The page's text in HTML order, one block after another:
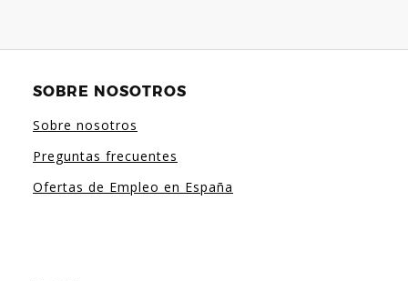
SOBRE NOSOTROS
Sobre nosotros
Preguntas frecuentes
Ofertas de Empleo en España